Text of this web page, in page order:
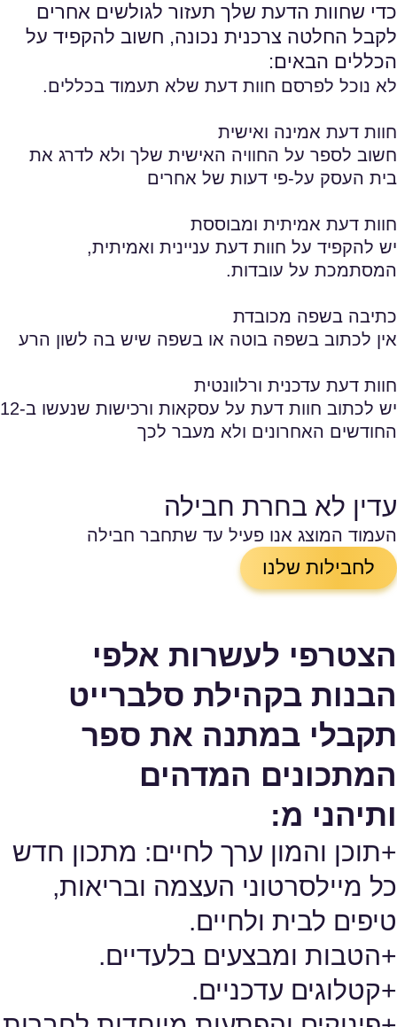
כדי שחוות הדעת שלך תעזור לגולשים אחרים
לקבל החלטה צרכנית נכונה, חשוב להקפיד על
הכללים הבאים:
לא נוכל לפרסם חוות דעת שלא תעמוד בכללים.
חוות דעת אמינה ואישית
חשוב לספר על החוויה האישית שלך ולא לדרג את
בית העסק על-פי דעות של אחרים
חוות דעת אמיתית ומבוססת
יש להקפיד על חוות דעת עניינית ואמיתית,
המסתמכת על עובדות.
כתיבה בשפה מכובדת
אין לכתוב בשפה בוטה או בשפה שיש בה לשון הרע
חוות דעת עדכנית ורלוונטית
יש לכתוב חוות דעת על עסקאות ורכישות שנעשו ב-12
החודשים האחרונים ולא מעבר לכך
עדין לא בחרת חבילה
העמוד המוצג אנו פעיל עד שתחבר חבילה
לחבילות שלנו
הצטרפי לעשרות אלפי
הבנות בקהילת סלברייט
תקבלי במתנה את ספר
המתכונים המדהים
ותיהני מ:
+תוכן והמון ערך לחיים: מתכון חדש
כל מיילסרטוני העצמה ובריאות,
טיפים לבית ולחיים.
+הטבות ומבצעים בלעדיים.
+קטלוגים עדכניים.